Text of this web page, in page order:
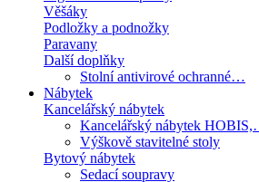
Věšáky
Podložky a podnožky
Paravany
Další doplňky
Stolní antivirové ochranné…
Nábytek
Kancelářský nábytek
Kancelářský nábytek
Výškově stavitelné stoly
Bytový nábytek
Sedací soupravy